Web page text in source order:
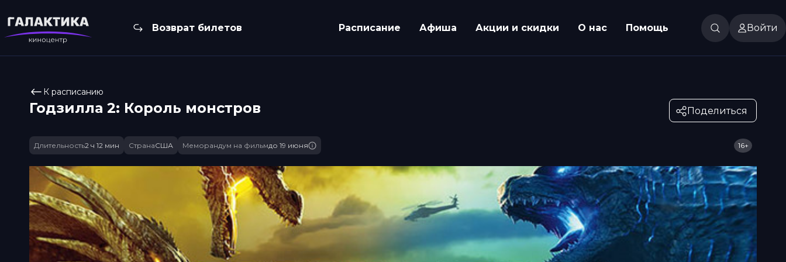
Возврат билетов Расписание Афиша Акции и скидки О нас Помощь Войти
К расписанию
Годзилла 2: Король монстров Поделиться
Длительность2 ч 12 мин СтранаСША Меморандум на фильмдо 19 июня 16+